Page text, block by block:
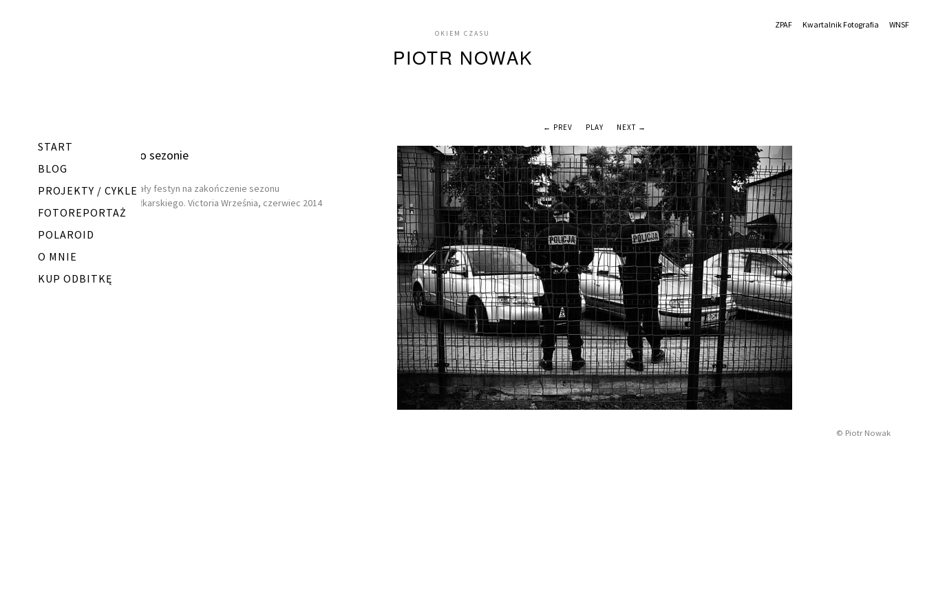
START
BLOG
PROJEKTY / CYKLE
FOTOREPORTAŻ
POLAROID
O MNIE
KUP ODBITKĘ
ZPAF Kwartalnik Fotografia WNSF
OKIEM CZASU
PIOTR NOWAK
Po sezonie
Mały festyn na zakończenie sezonu
piłkarskiego. Victoria Września, czerwiec 2014
← PREV PLAY NEXT →
© Piotr Nowak